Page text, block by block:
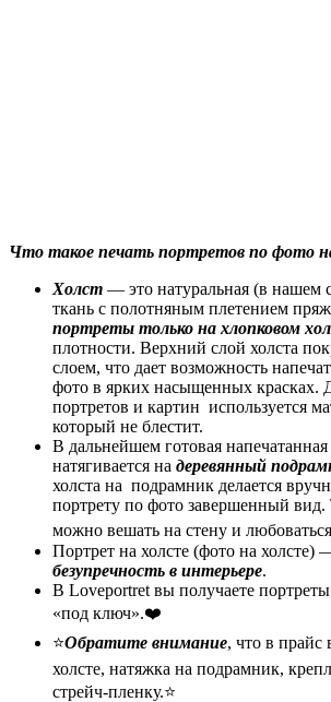
Что такое печать портретов по фото
Холст — это натуральная (в нашем
ткань с полотняным плетением
портреты только на хлопковом
плотности. Верхний слой холста
слоем, что дает возможность
фото в ярких насыщенных красках.
портретов и картин используется
который не блестит.
В дальнейшем готовая
натягивается на деревянный
холста на подрамник делается
портрету по фото завершенный вид.
можно вешать на стену и
Портрет на холсте (фото на холсте)
безупречность в интерьере.
В Loveportret вы получаете
«под ключ».❤️
⭐️Обратите внимание, что в прайс
холсте, натяжка на подрамник,
стрейч-пленку.⭐️